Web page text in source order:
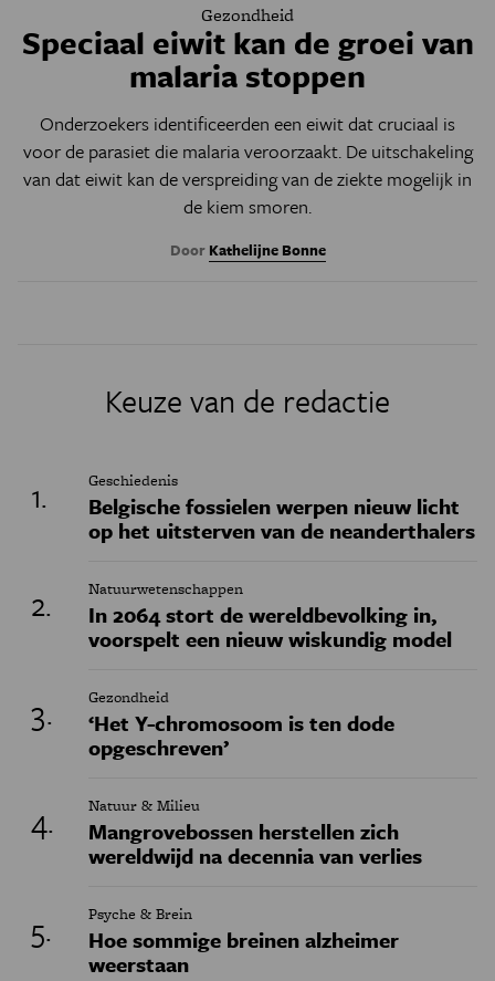
Gezondheid
Speciaal eiwit kan de groei van
malaria stoppen
Onderzoekers identificeerden een eiwit dat cruciaal is
voor de parasiet die malaria veroorzaakt. De uitschakeling
van dat eiwit kan de verspreiding van de ziekte mogelijk in
de kiem smoren.
Door Kathelijne Bonne
Keuze van de redactie
Geschiedenis
Belgische fossielen werpen nieuw licht
op het uitsterven van de neanderthalers
Natuurwetenschappen
In 2064 stort de wereldbevolking in,
voorspelt een nieuw wiskundig model
Gezondheid
‘Het Y-chromosoom is ten dode
opgeschreven’
Natuur & Milieu
Mangrovebossen herstellen zich
wereldwijd na decennia van verlies
Psyche & Brein
Hoe sommige breinen alzheimer
weerstaan